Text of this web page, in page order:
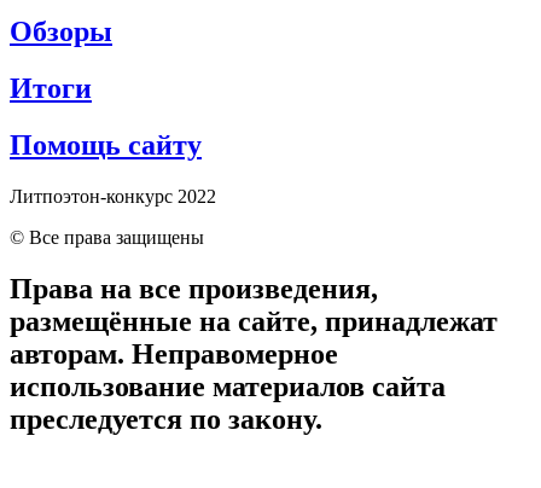
Обзоры
Итоги
Помощь сайту
Литпоэтон-конкурс 2022
© Все права защищены
Права на все произведения,
размещённые на сайте, принадлежат
авторам. Неправомерное
использование материалов сайта
преследуется по закону.